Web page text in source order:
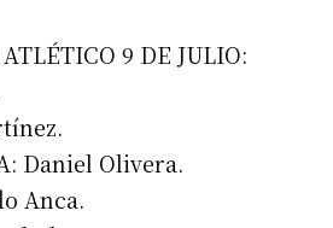
9 DE JULIO:
Daniel Olivera.
Anca.